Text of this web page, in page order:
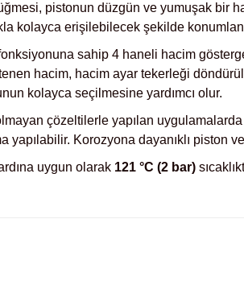
pistonun düzgün ve yumuşak bir
kolayca erişilebilecek şekilde
sahip 4 haneli hacim
hacim, hacim ayar tekerleği
kolayca seçilmesine yardımcı olur.
çözeltilerle yapılan
yapılabilir. Korozyona dayanıklı piston
uygun olarak 121 °C (2 bar)